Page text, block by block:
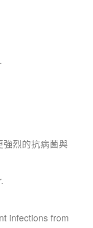
烈的抗病菌與
infections from